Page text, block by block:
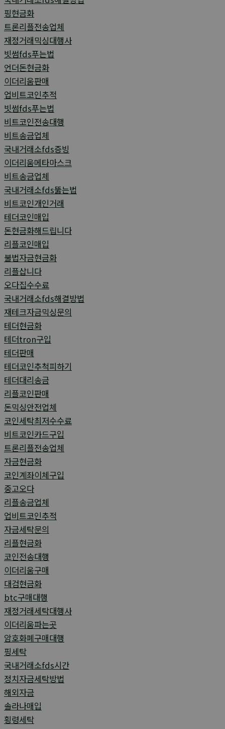
핑현금화
트론리플전송업체
재정거래믹싱대행사
빗썸fds푸는법
언더돈현금화
이더리움판매
업비트코인추적
빗썸fds푸는법
비트코인전송대행
비트송금업체
국내거래소fds증빙
이더리움메타마스크
비트송금업체
국내거래소fds뚫는법
비트코인개인거래
테더코인매입
돈현금화해드립니다
리플코인매입
불법자금현금화
리플삽니다
오다집수수료
국내거래소fds해결방법
재테크자금믹싱문의
테더현금화
테더tron구입
테더판매
테더코인추척피하기
테더대리송금
리플코인판매
돈믹싱안전업체
코인세탁최저수수료
비트코인카드구입
트론리플전송업체
자금현금화
코인계좌이체구입
중고오다
리플송금업체
업비트코인추적
자금세탁문의
리플현금화
코인전송대행
이더리움구매
대검현금화
btc구매대행
재정거래세탁대행사
이더리움파는곳
암호화폐구매대행
핑세탁
국내거래소fds시간
정치자금세탁방법
해외자금
솔라나매입
횡령세탁